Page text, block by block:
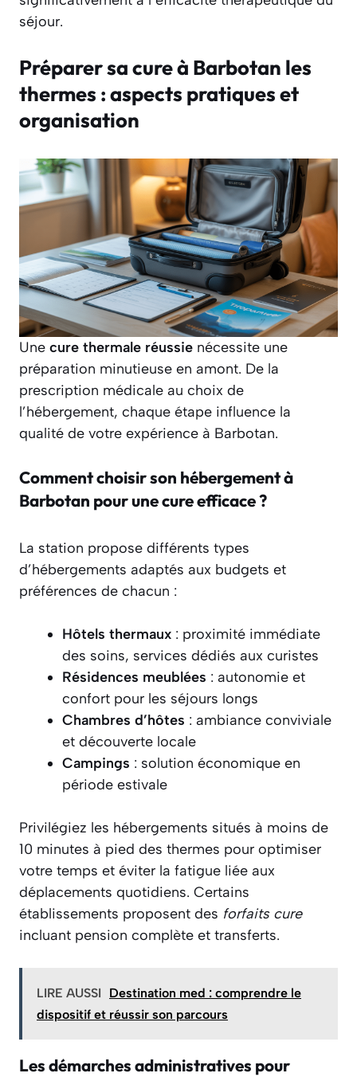
séjour.
Préparer sa cure à Barbotan les
thermes : aspects pratiques et
organisation
Une cure thermale réussie nécessite une
préparation minutieuse en amont. De la
prescription médicale au choix de
l’hébergement, chaque étape influence la
qualité de votre expérience à Barbotan.
Comment choisir son hébergement à
Barbotan pour une cure efficace ?
La station propose différents types
d’hébergements adaptés aux budgets et
préférences de chacun :
Hôtels thermaux : proximité immédiate
des soins, services dédiés aux curistes
Résidences meublées : autonomie et
confort pour les séjours longs
Chambres d’hôtes : ambiance conviviale
et découverte locale
Campings : solution économique en
période estivale
Privilégiez les hébergements situés à moins de
10 minutes à pied des thermes pour optimiser
votre temps et éviter la fatigue liée aux
déplacements quotidiens. Certains
établissements proposent des forfaits cure
incluant pension complète et transferts.
LIRE AUSSI
Destination med : comprendre le
dispositif et réussir son parcours
Les démarches administratives pour